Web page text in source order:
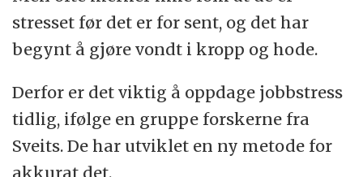
stresset før det er for sent, og det har
begynt å gjøre vondt i kropp og hode.
Derfor er det viktig å oppdage jobbstress
tidlig, ifølge en gruppe forskerne fra
Sveits. De har utviklet en ny metode for
akkurat det.